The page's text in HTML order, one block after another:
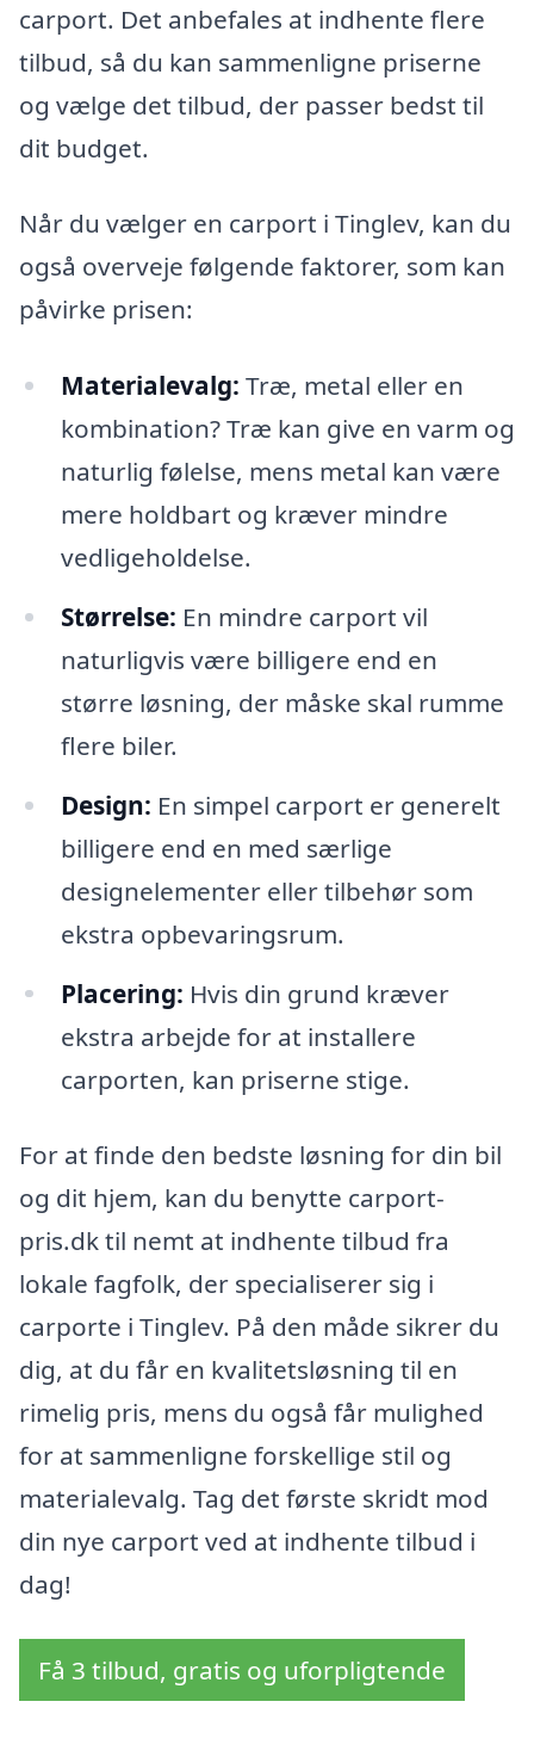
carport. Det anbefales at indhente flere
tilbud, så du kan sammenligne priserne
og vælge det tilbud, der passer bedst til
dit budget.
Når du vælger en carport i Tinglev, kan du
også overveje følgende faktorer, som kan
påvirke prisen:
Materialevalg: Træ, metal eller en
kombination? Træ kan give en varm og
naturlig følelse, mens metal kan være
mere holdbart og kræver mindre
vedligeholdelse.
Størrelse: En mindre carport vil
naturligvis være billigere end en
større løsning, der måske skal rumme
flere biler.
Design: En simpel carport er generelt
billigere end en med særlige
designelementer eller tilbehør som
ekstra opbevaringsrum.
Placering: Hvis din grund kræver
ekstra arbejde for at installere
carporten, kan priserne stige.
For at finde den bedste løsning for din bil
og dit hjem, kan du benytte carport-
pris.dk til nemt at indhente tilbud fra
lokale fagfolk, der specialiserer sig i
carporte i Tinglev. På den måde sikrer du
dig, at du får en kvalitetsløsning til en
rimelig pris, mens du også får mulighed
for at sammenligne forskellige stil og
materialevalg. Tag det første skridt mod
din nye carport ved at indhente tilbud i
dag!
Få 3 tilbud, gratis og uforpligtende